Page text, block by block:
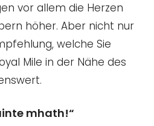
vor allem die Herzen
höher. Aber nicht nur
welche Sie
Mile in der Nähe des
mhath!“